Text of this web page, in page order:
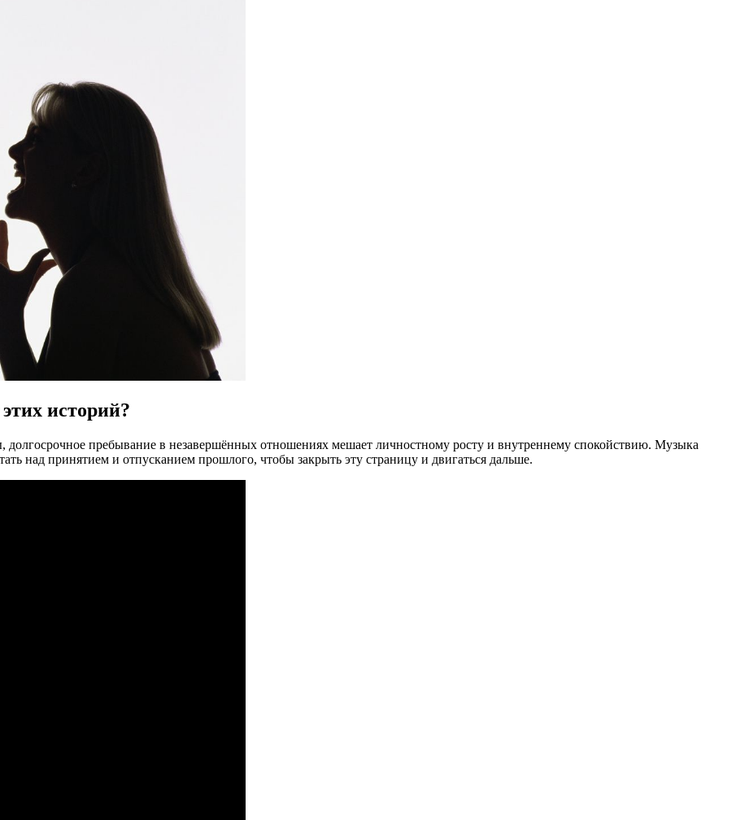
историй?
долгосрочное пребывание в незавершённых отношениях мешает личностному росту и внутреннему спокойствию. Музыка
над принятием и отпусканием прошлого, чтобы закрыть эту страницу и двигаться дальше.